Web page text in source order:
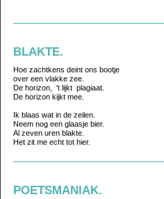
BLAKTE.
Hoe zachtkens deint ons bootje
over een vlakke zee.
De horizon, 't lijkt plagiaat.
De horizon kijkt mee.
Ik blaas wat in de zeilen.
Neem nog een glaasje bier.
Al zeven uren blakte.
Het zit me echt tot hier.
POETSMANIAK.